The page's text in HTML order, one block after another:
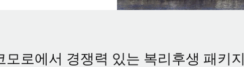
모로에서 경쟁력 있는 복리후생 패키지